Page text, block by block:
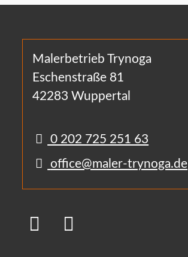
Malerbetrieb Trynoga
Eschenstraße 81
42283 Wuppertal
0 202 725 251 63
office@maler-trynoga.de